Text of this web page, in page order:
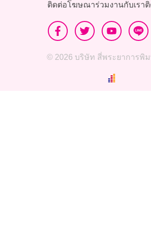
ติดต่อโฆษณาร่วมงานกับเรา
© 2026 บริษัท สี่พระยาการพิ